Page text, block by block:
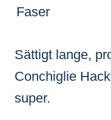
Faser
Sättigt lange,
Conchiglie
super.